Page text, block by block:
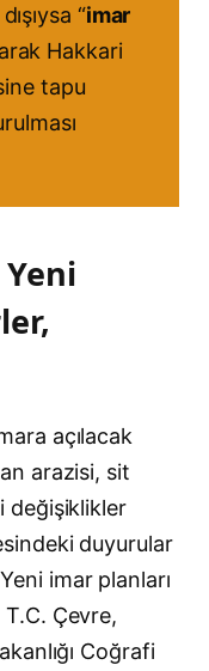
“imar
Hakkari
tapu
açılacak
arazisi, sit
değişiklikler
duyurular
imar planları
T.C. Çevre,
Coğrafi